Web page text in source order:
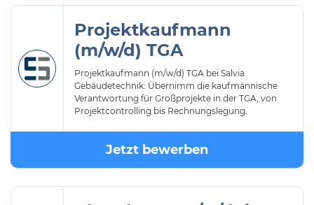
Projektkaufmann
(m/w/d) TGA
Projektkaufmann (m/w/d) TGA bei Salvia
Gebäudetechnik: Übernimm die kaufmännische
Verantwortung für Großprojekte in der TGA, von
Projektcontrolling bis Rechnungslegung.
Jetzt bewerben